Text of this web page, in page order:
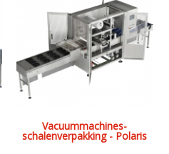
Vacuummachines-
schalenverpakking - Polaris